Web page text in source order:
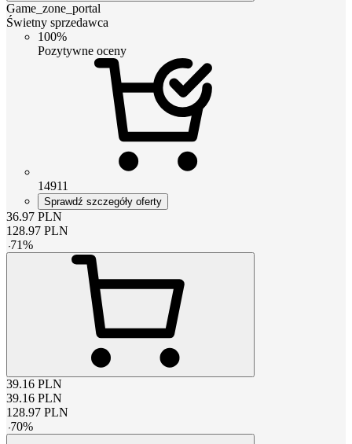
Game_zone_portal
Świetny sprzedawca
100%
Pozytywne oceny
14911
Sprawdź szczegóły oferty
36.97 PLN
128.97 PLN
-71%
39.16 PLN
39.16 PLN
128.97 PLN
-70%